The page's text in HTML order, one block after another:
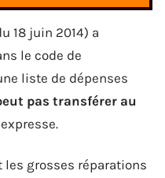
18 juin 2014) a
le code de
liste de dépenses
pas transférer au
grosses réparations